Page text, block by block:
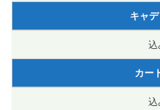
キャ
込
カー
込